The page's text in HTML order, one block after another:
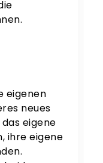
eigenen
neues
eigene
ihre eigene